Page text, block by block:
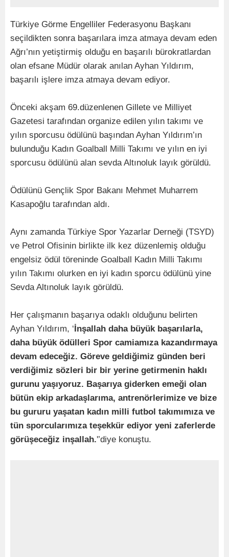
Türkiye Görme Engelliler Federasyonu Başkanı
seçildikten sonra başarılara imza atmaya devam eden
Ağrı’nın yetiştirmiş olduğu en başarılı bürokratlardan
olan efsane Müdür olarak anılan Ayhan Yıldırım,
başarılı işlere imza atmaya devam ediyor.
Önceki akşam 69.düzenlenen Gillete ve Milliyet
Gazetesi tarafından organize edilen yılın takımı ve
yılın sporcusu ödülünü başından Ayhan Yıldırım’ın
bulunduğu Kadın Goalball Milli Takımı ve yılın en iyi
sporcusu ödülünü alan sevda Altınoluk layık görüldü.
Ödülünü Gençlik Spor Bakanı Mehmet Muharrem
Kasapoğlu tarafından aldı.
Aynı zamanda Türkiye Spor Yazarlar Derneği (TSYD)
ve Petrol Ofisinin birlikte ilk kez düzenlemiş olduğu
engelsiz ödül töreninde Goalball Kadın Milli Takımı
yılın Takımı olurken en iyi kadın sporcu ödülünü yine
Sevda Altınoluk layık görüldü.
Her çalışmanın başarıya odaklı olduğunu belirten
Ayhan Yıldırım, ‘İnşallah daha büyük başarılarla,
daha büyük ödülleri Spor camiamıza kazandırmaya
devam edeceğiz. Göreve geldiğimiz günden beri
verdiğimiz sözleri bir bir yerine getirmenin haklı
gurunu yaşıyoruz. Başarıya giderken emeği olan
bütün ekip arkadaşlarıma, antrenörlerimize ve bize
bu gururu yaşatan kadın milli futbol takımımıza ve
tün sporcularımıza teşekkür ediyor yeni zaferlerde
görüşeceğiz inşallah.'’diye konuştu.